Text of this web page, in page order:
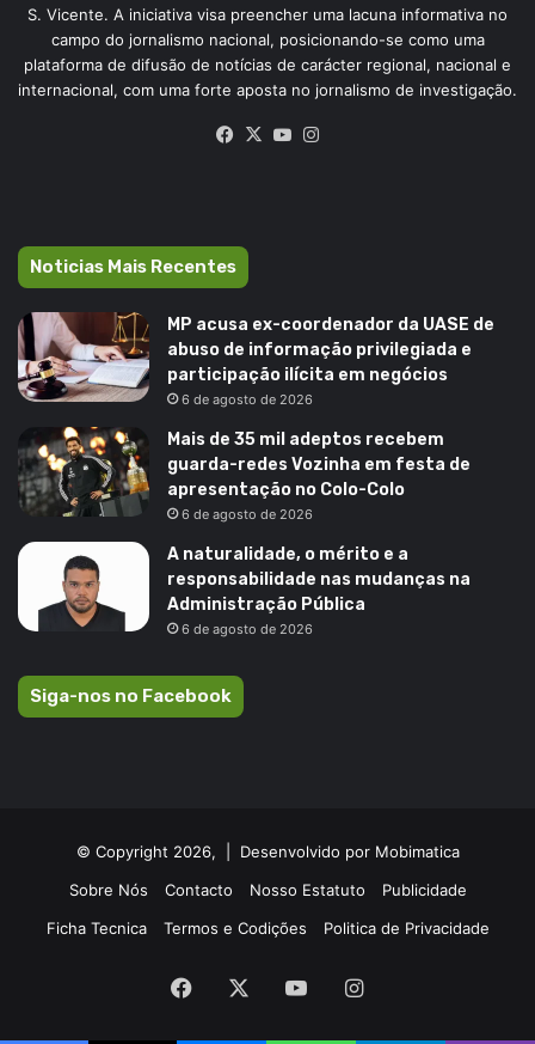
S. Vicente. A iniciativa visa preencher uma lacuna informativa no
campo do jornalismo nacional, posicionando-se como uma
plataforma de difusão de notícias de carácter regional, nacional e
internacional, com uma forte aposta no jornalismo de investigação.
Facebook
X YouTube
Noticias Mais Recentes
MP acusa ex-coordenador da UASE de
abuso de informação privilegiada e
participação ilícita em negócios
6 de agosto de 2026
Mais de 35 mil adeptos recebem
guarda-redes Vozinha em festa de
apresentação no Colo-Colo
6 de agosto de 2026
A naturalidade, o mérito e a
responsabilidade nas mudanças na
Administração Pública
6 de agosto de 2026
Siga-nos no Facebook
© Copyright 2026, | Desenvolvido por Mobimatica
Sobre Nós
Contacto Nosso Estatuto
Publicidade
Ficha Tecnica
Termos e Codições Politica de Privacidade
Facebook YouTubeInstagram